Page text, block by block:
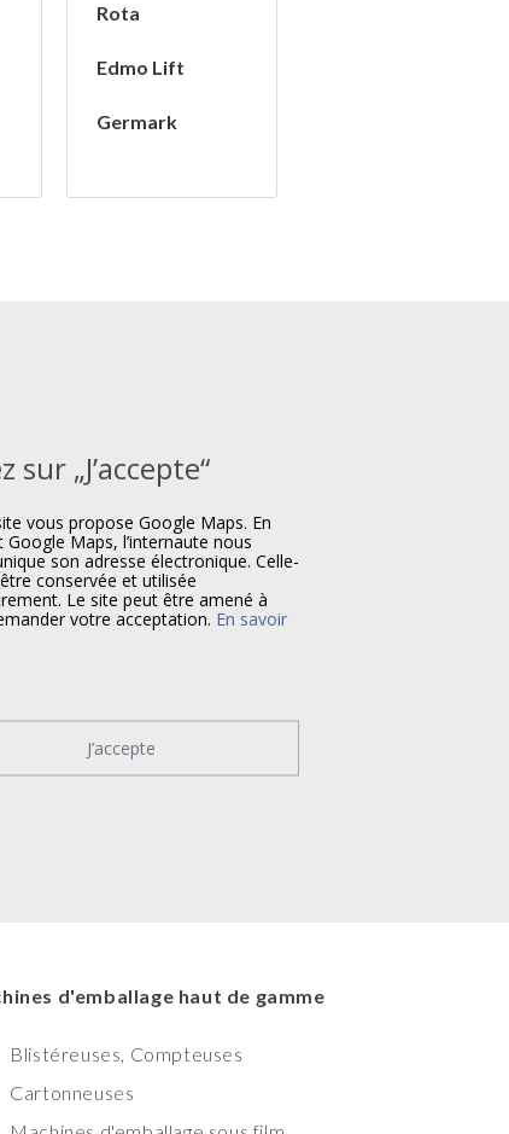
Rota
Edmo Lift
Germark
sur „J’accepte“
vous propose Google Maps. En
Google Maps, l’internaute nous
son adresse électronique. Celle-
conservée et utilisée
Le site peut être amené à
votre acceptation. En savoir
J’accepte
d'emballage haut de gamme
Blistéreuses, Compteuses
Cartonneuses